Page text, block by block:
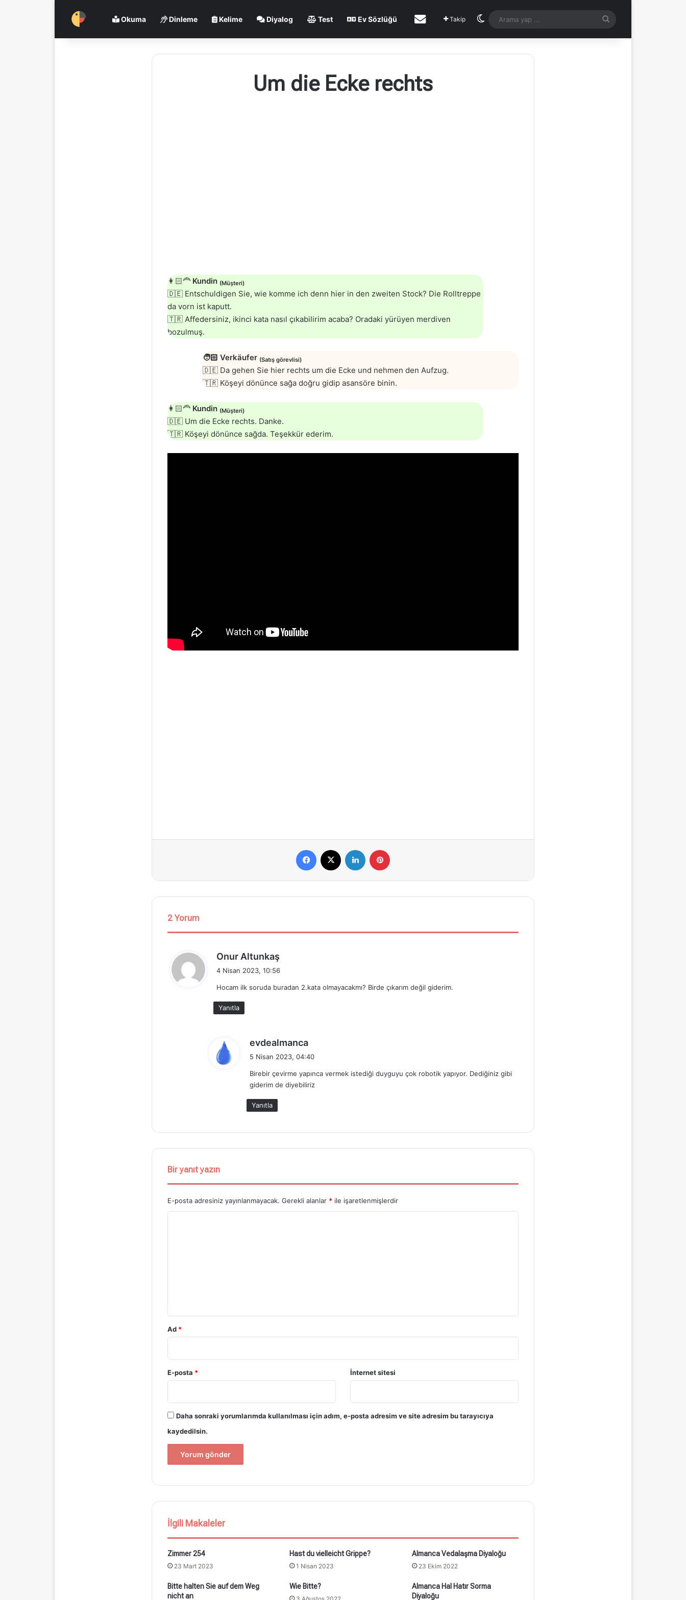
Okuma Dinleme Kelime Diyalog Test Ev Sözlüğü İletişimTakip Dış görünümü değiştir
yap
Um die Ecke rechts
👩🏻‍🦰 Kundin (Müşteri)
🇩🇪 Entschuldigen Sie, wie komme ich denn hier in den zweiten Stock? Die Rolltreppe
da vorn ist kaputt.
🇹🇷 Affedersiniz, ikinci kata nasıl çıkabilirim acaba? Oradaki yürüyen merdiven
bozulmuş.
🧑🏻 Verkäufer (Satış görevlisi)
🇩🇪 Da gehen Sie hier rechts um die Ecke und nehmen den Aufzug.
🇹🇷 Köşeyi dönünce sağa doğru gidip asansöre binin.
👩🏻‍🦰 Kundin (Müşteri)
🇩🇪 Um die Ecke rechts. Danke.
🇹🇷 Köşeyi dönünce sağda. Teşekkür ederim.
Facebook LinkedIn
2 Yorum
Onur Altunkaş
i
4 Nisan 2023, 10:56
Hocam ilk soruda buradan 2.kata olmayacakmı? Birde çıkarım değil giderim.
Yanıtla
evdealmanca
i
k
5 Nisan 2023, 04:40
Birebir çevirme yapınca vermek istediği duyguyu çok robotik yapıyor. Dediğiniz gibi
giderim de diyebiliriz
Yanıtla
Bir yanıt yazın
E-posta adresiniz yayınlanmayacak. Gerekli alanlar * ile işaretlenmişlerdir
Ad *
E-posta * İnternet sitesi
Daha sonraki yorumlarımda kullanılması için adım, e-posta adresim ve site adresim bu tarayıcıya
kaydedilsin.
İlgili Makaleler
Zimmer 254
23 Mart 2023
Hast du vielleicht Grippe?
1 Nisan 2023
Almanca Vedalaşma Diyaloğu
23 Ekim 2022
Bitte halten Sie auf dem Weg
nicht an
Wie Bitte?
Almanca Hal Hatır Sorma
Diyaloğu